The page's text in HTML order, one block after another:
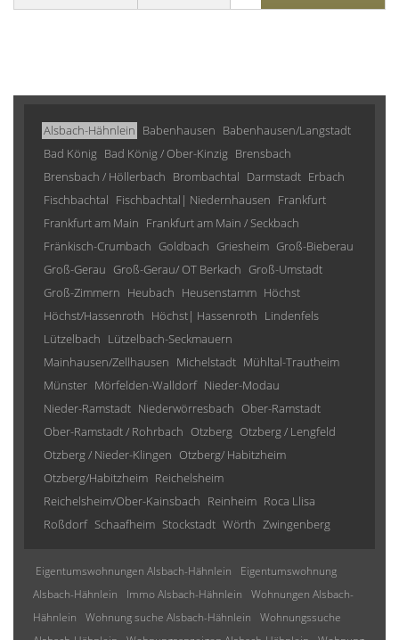
Alsbach-Hähnlein Babenhausen Babenhausen/Langstadt
Bad König Bad König / Ober-Kinzig Brensbach
Brensbach / Höllerbach Brombachtal Darmstadt Erbach
Fischbachtal Fischbachtal| Niedernhausen Frankfurt
Frankfurt am Main Frankfurt am Main / Seckbach
Fränkisch-Crumbach Goldbach Griesheim Groß-Bieberau
Groß-Gerau Groß-Gerau/ OT Berkach Groß-Umstadt
Groß-Zimmern Heubach Heusenstamm Höchst
Höchst/Hassenroth Höchst| Hassenroth Lindenfels
Lützelbach Lützelbach-Seckmauern
Mainhausen/Zellhausen Michelstadt Mühltal-Trautheim
Münster Mörfelden-Walldorf Nieder-Modau
Nieder-Ramstadt Niederwörresbach Ober-Ramstadt
Ober-Ramstadt / Rohrbach Otzberg Otzberg / Lengfeld
Otzberg / Nieder-Klingen Otzberg/ Habitzheim
Otzberg/Habitzheim Reichelsheim
Reichelsheim/Ober-Kainsbach Reinheim Roca Llisa
Roßdorf Schaafheim Stockstadt Wörth Zwingenberg
Eigentumswohnungen Alsbach-Hähnlein
Eigentumswohnung
Alsbach-Hähnlein
Immo Alsbach-Hähnlein
Wohnungen Alsbach-
Hähnlein
Wohnung suche Alsbach-Hähnlein
Wohnungssuche